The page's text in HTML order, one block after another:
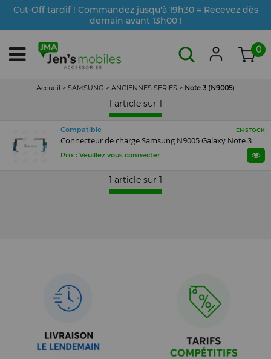
Cut-Off tardif ! Commandez jusqu'à 19h30 = Recevez dès
demain avant 13h00 !
0
Accueil > SAMSUNG > ANCIENNES SERIES > Note 3 (N9005)
1 article sur 1
Compatible EN STOCK
Connecteur de charge Samsung N9005 Galaxy Note 3
Prix : Veuillez vous connecter
1 article sur 1